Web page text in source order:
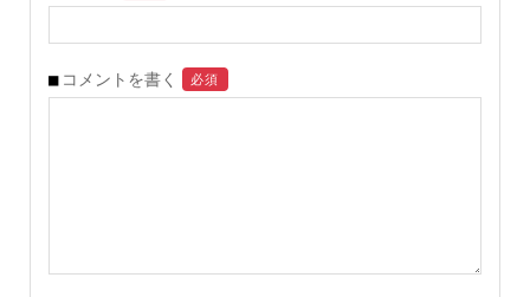
コメントを書く 必須